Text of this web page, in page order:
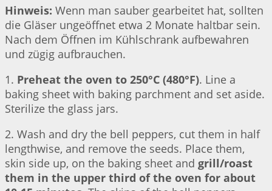
Hinweis: Wenn man sauber gearbeitet hat, sollten
die Gläser ungeöffnet etwa 2 Monate haltbar sein.
Nach dem Öffnen im Kühlschrank aufbewahren
und zügig aufbrauchen.
1. Preheat the oven to 250°C (480°F). Line a
baking sheet with baking parchment and set aside.
Sterilize the glass jars.
2. Wash and dry the bell peppers, cut them in half
lengthwise, and remove the seeds. Place them,
skin side up, on the baking sheet and grill/roast
them in the upper third of the oven for about